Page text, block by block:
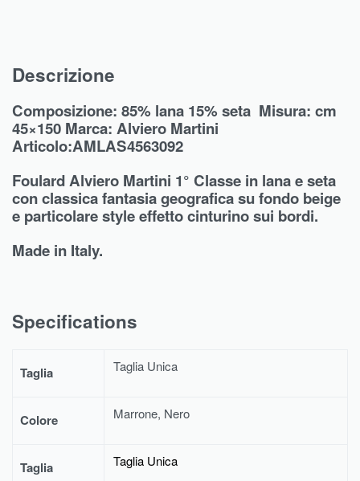
Descrizione
Composizione: 85% lana 15% seta Misura: cm
45×150 Marca: Alviero Martini
Articolo:AMLAS4563092
Foulard Alviero Martini 1° Classe in lana e seta
con classica fantasia geografica su fondo beige
e particolare style effetto cinturino sui bordi.
Made in Italy.
Specifications
Taglia Taglia Unica
Colore Marrone, Nero
Taglia Taglia Unica